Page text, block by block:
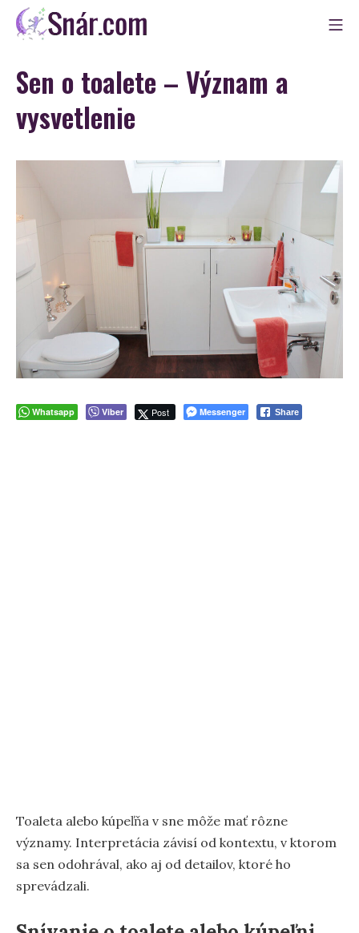
Skip
Snár
Sen o toalete – Význam a
vysvetlenie
Whatsapp Viber Post Messenger Share
Toaleta alebo kúpeľňa v sne môže mať rôzne
významy. Interpretácia závisí od kontextu, v ktorom
sa sen odohrával, ako aj od detailov, ktoré ho
sprevádzali.